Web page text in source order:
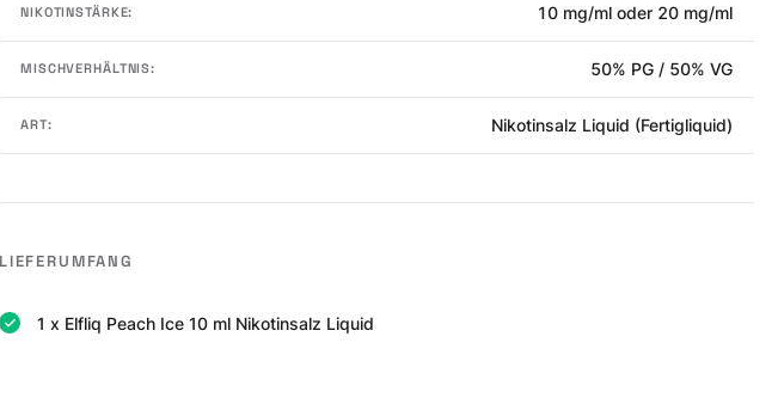
NIKOTINSTÄRKE: 10 mg/ml oder 20 mg/ml
MISCHVERHÄLTNIS: 50% PG / 50% VG
ART: Nikotinsalz Liquid (Fertigliquid)
LIEFERUMFANG
1 x Elfliq Peach Ice 10 ml Nikotinsalz Liquid